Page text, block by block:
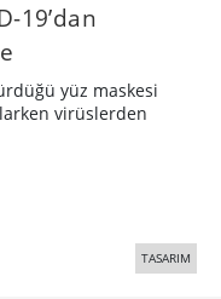
19’dan
yüz maskesi
virüslerden
TASARIM